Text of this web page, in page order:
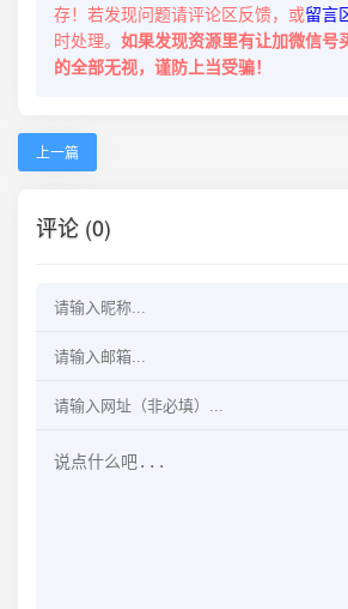
存！若发现问题请评论区反馈，或留言
时处理。 如果发现资源里有让加微信号
的全部无视，谨防上当受骗！
上一篇
评论 (0)